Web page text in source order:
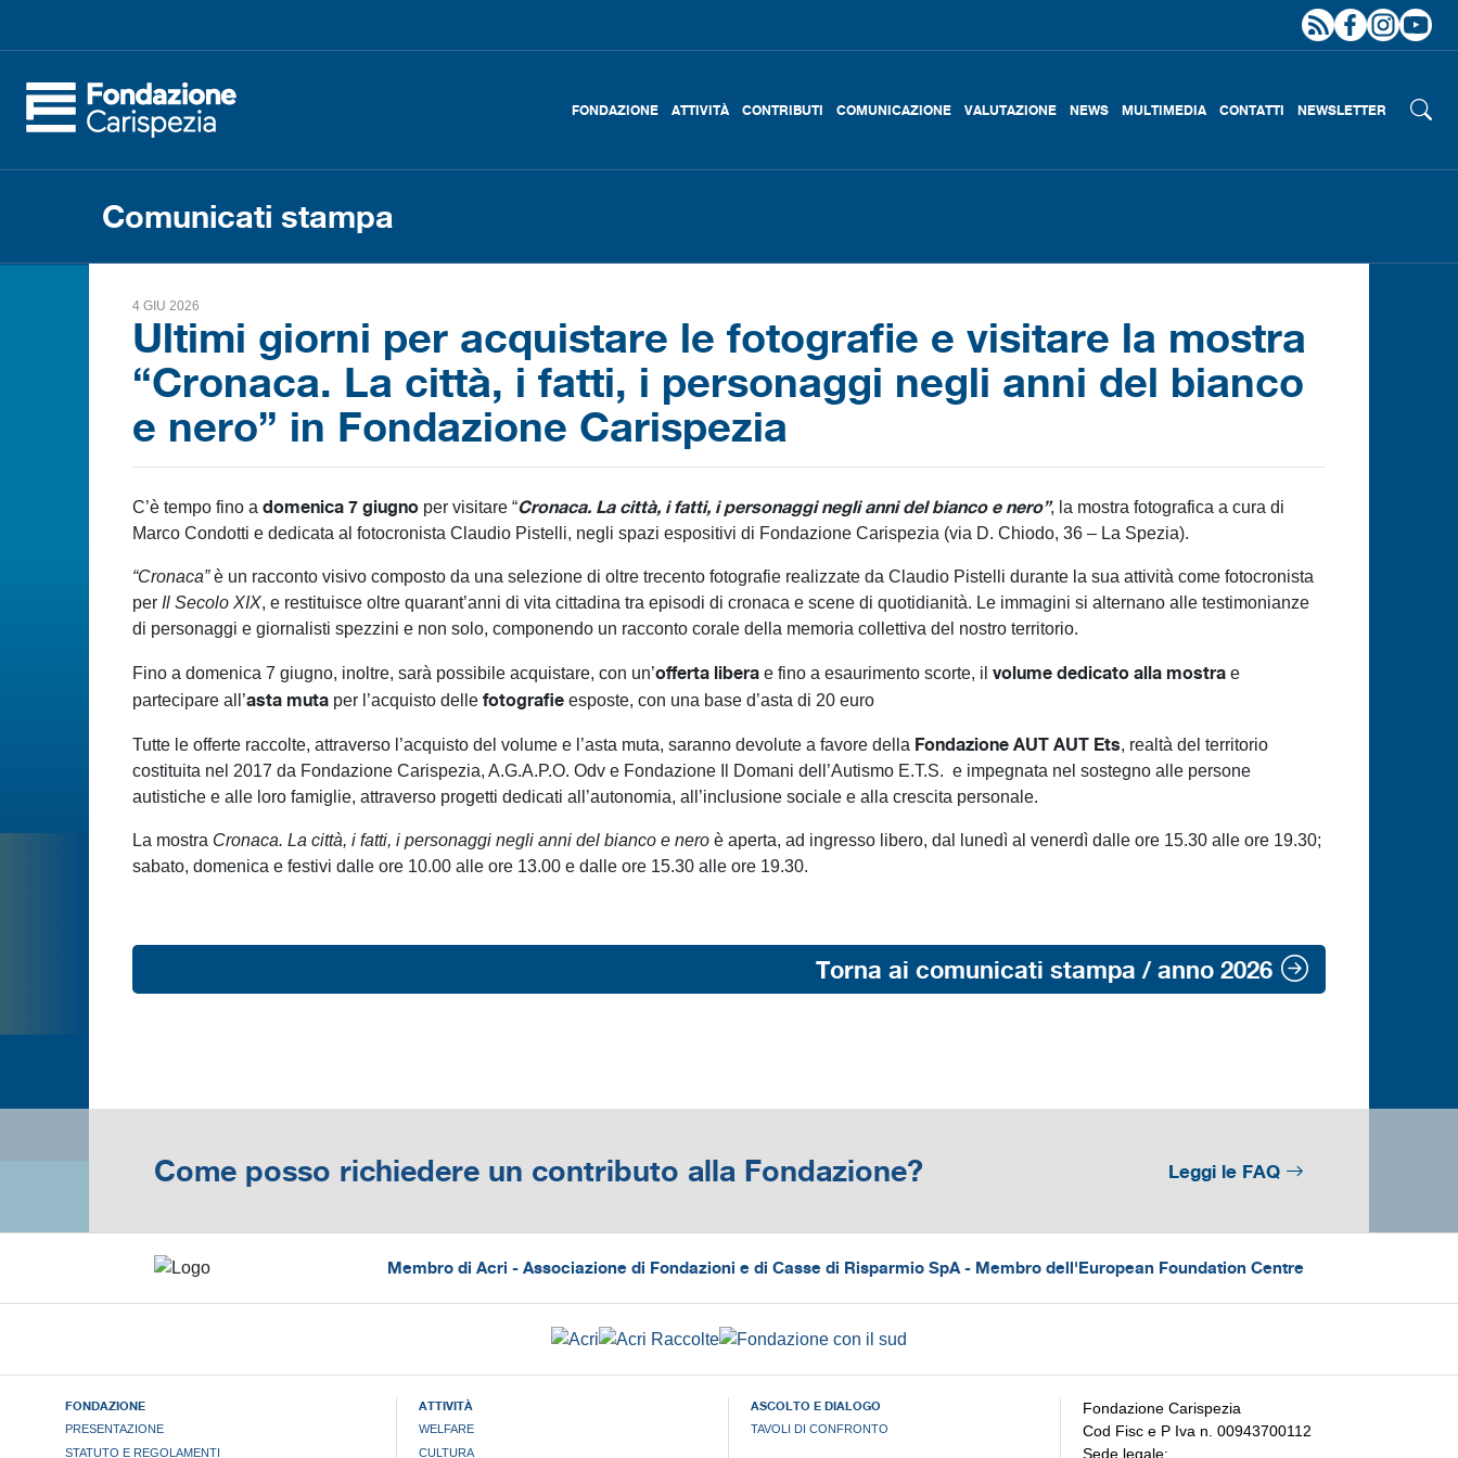
FONDAZIONE ATTIVITÀ CONTRIBUTI COMUNICAZIONE VALUTAZIONE NEWS MULTIMEDIA CONTATTI NEWSLETTER
Comunicati stampa
4 GIU 2026
Ultimi giorni per acquistare le fotografie e visitare la mostra
“Cronaca. La città, i fatti, i personaggi negli anni del bianco
e nero” in Fondazione Carispezia
C’è tempo fino a domenica 7 giugno per visitare “Cronaca. La città, i fatti, i personaggi negli anni del bianco e nero”, la mostra fotografica a cura di
Marco Condotti e dedicata al fotocronista Claudio Pistelli, negli spazi espositivi di Fondazione Carispezia (via D. Chiodo, 36 – La Spezia).
“Cronaca”è un racconto visivo composto da una selezione di oltre trecento fotografie realizzate da Claudio Pistelli durante la sua attività come fotocronista
per Il Secolo XIX, e restituisce oltre quarant’anni di vita cittadina tra episodi di cronaca e scene di quotidianità. Le immagini si alternano alle testimonianze
di personaggi e giornalisti spezzini e non solo, componendo un racconto corale della memoria collettiva del nostro territorio.
Fino a domenica 7 giugno, inoltre, sarà possibile acquistare, con un’offerta libera e fino a esaurimento scorte, il volume dedicato alla mostra e
partecipare all’asta muta per l’acquisto delle fotografie esposte, con una base d’asta di 20 euro
Tutte le offerte raccolte, attraverso l’acquisto del volume e l’asta muta, saranno devolute a favore della Fondazione AUT AUT Ets, realtà del territorio
costituita nel 2017 da Fondazione Carispezia, A.G.A.P.O. Odv e Fondazione Il Domani dell’Autismo E.T.S. e impegnata nel sostegno alle persone
autistiche e alle loro famiglie, attraverso progetti dedicati all’autonomia, all’inclusione sociale e alla crescita personale.
La mostra Cronaca. La città, i fatti, i personaggi negli anni del bianco e nero è aperta, ad ingresso libero, dal lunedì al venerdì dalle ore 15.30 alle ore 19.30;
sabato, domenica e festivi dalle ore 10.00 alle ore 13.00 e dalle ore 15.30 alle ore 19.30.
Torna ai comunicati stampa / anno 2026
Come posso richiedere un contributo alla Fondazione? Leggi le FAQ
Membro di Acri - Associazione di Fondazioni e di Casse di Risparmio SpA - Membro dell'European Foundation Centre
FONDAZIONE
PRESENTAZIONE
STATUTO E REGOLAMENTI
ATTIVITÀ
WELFARE
CULTURA
ASCOLTO E DIALOGO
TAVOLI DI CONFRONTO
Fondazione Carispezia
Cod Fisc e P Iva n. 00943700112
Sede legale: